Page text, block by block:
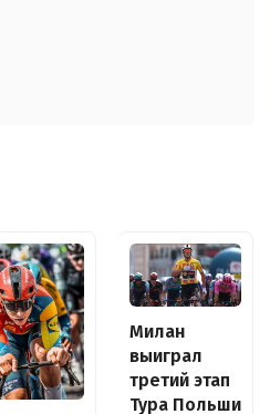
Милан
выиграл
третий этап
Тура Польши